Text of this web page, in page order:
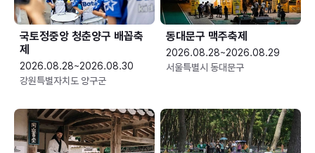
국토정중앙 청춘양구 배꼽축
제
2026.08.28~2026.08.30
강원특별자치도 양구군
동대문구 맥주축제
2026.08.28~2026.08.29
서울특별시 동대문구